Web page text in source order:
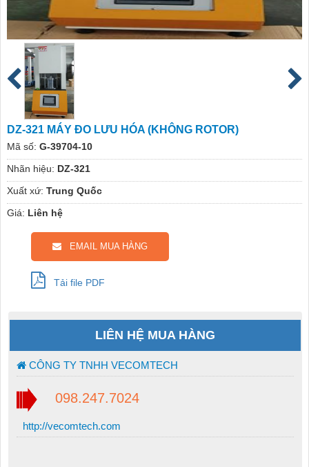
DZ-321 MÁY ĐO LƯU HÓA (KHÔNG ROTOR)
Mã số: G-39704-10
Nhãn hiệu: DZ-321
Xuất xứ: Trung Quốc
Giá: Liên hệ
EMAIL MUA HÀNG
Tải file PDF
LIÊN HỆ MUA HÀNG
CÔNG TY TNHH VECOMTECH
098.247.7024
http://vecomtech.com